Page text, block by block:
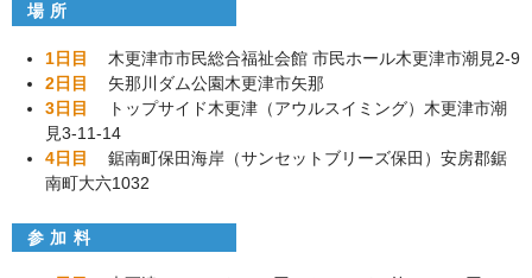
場所
1日目
木更津市市民総合福祉会館 市民ホール木更津市潮見2-9
2日目
矢那川ダム公園木更津市矢那
3日目
トップサイド木更津（アウルスイミング）木更津市潮
見3-11-14
4日目
鋸南町保田海岸（サンセットブリーズ保田）安房郡鋸
南町大六1032
参加料